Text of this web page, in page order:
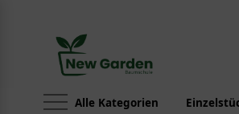
Alle Kategorien